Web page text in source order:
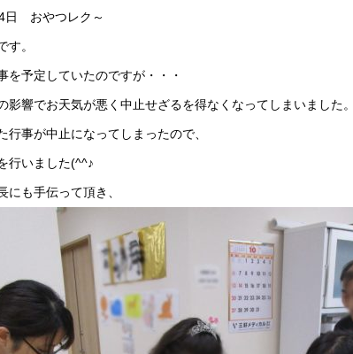
日 おやつレク～
す。
を予定していたのですが・・・
影響でお天気が悪く中止せざるを得なくなってしまいました。
行事が中止になってしまったので、
行いました(^^♪
にも手伝って頂き、